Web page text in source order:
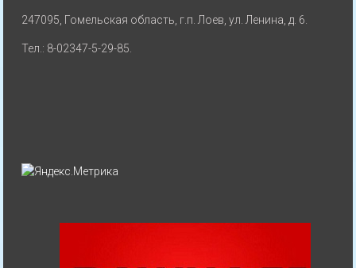
247095, Гомельская область, г.п. Лоев, ул. Ленина, д. 6.
Тел.: 8-02347-5-29-85.